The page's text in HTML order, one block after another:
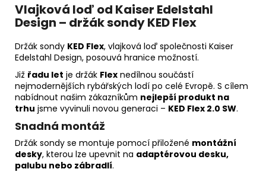
Vlajková loď od Kaiser Edelstahl
Design – držák sondy KED Flex
Držák sondy KED Flex, vlajková loď společnosti Kaiser
Edelstahl Design, posouvá hranice možností.
Již řadu let je držák Flex nedílnou součástí
nejmodernějších rybářských lodí po celé Evropě. S cílem
nabídnout našim zákazníkům nejlepší produkt na
trhu jsme vyvinuli novou generaci – KED Flex 2.0 SW.
Snadná montáž
Držák sondy se montuje pomocí přiložené montážní
desky, kterou lze upevnit na adaptérovou desku,
palubu nebo zábradlí.